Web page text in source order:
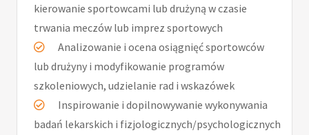
kierowanie sportowcami lub drużyną w czasie
trwania meczów lub imprez sportowych
Analizowanie i ocena osiągnięć sportowców
lub drużyny i modyfikowanie programów
szkoleniowych, udzielanie rad i wskazówek
Inspirowanie i dopilnowywanie wykonywania
badań lekarskich i fizjologicznych/psychologicznych